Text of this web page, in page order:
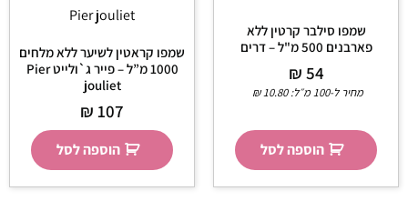
שמפו סילבר קרטין ללא
פארבנים 500 מ"ל – דרים
₪54
מחיר ל-100 מ״ל: ₪10.80
הוספה לסל
שמפו קראטין לשיער ללא מלחים
1000 מ”ל – פייר ג`ולייט Pier
jouliet
₪ 107
הוספה לסל